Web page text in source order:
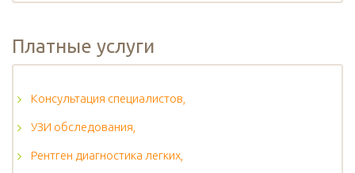
Платные услуги
Консультация специалистов,
УЗИ обследования,
Рентген диагностика легких,